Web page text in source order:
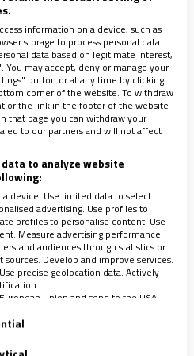
las notas y ahora el
la Ciudad de México
si se avecina un nuevo
que si la plaga
creyentes y
tenemos en el amor de
lo que está
estado expuesta ante los
estado en esta casa como
information on a device, such as
storage to process personal data.
data based on legitimate interest,
may accept, deny or manage your
button or at any time by clicking
corner of the website. To withdraw
or the link in the footer of the website
that page you can withdraw your
to our partners and will not affect
to analyze website
device. Use limited data to select
advertising. Use profiles to
profiles to personalise content. Use
Measure advertising performance.
audiences through statistics or
Develop and improve services.
precise geolocation data. Actively
Union and send to the USA.
solely to this website/app.